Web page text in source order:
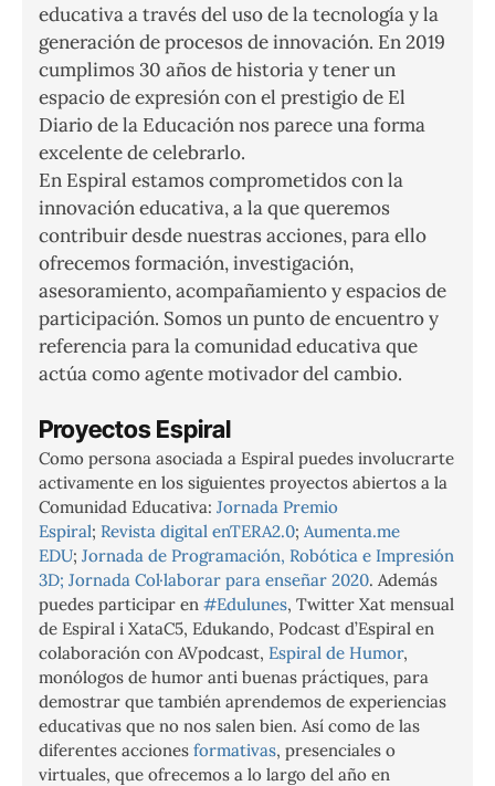
educativa a través del uso de la tecnología y la
generación de procesos de innovación. En 2019
cumplimos 30 años de historia y tener un
espacio de expresión con el prestigio de El
Diario de la Educación nos parece una forma
excelente de celebrarlo.
En Espiral estamos comprometidos con la
innovación educativa, a la que queremos
contribuir desde nuestras acciones, para ello
ofrecemos formación, investigación,
asesoramiento, acompañamiento y espacios de
participación. Somos un punto de encuentro y
referencia para la comunidad educativa que
actúa como agente motivador del cambio.
Proyectos Espiral
Como persona asociada a Espiral puedes involucrarte
activamente en los siguientes proyectos abiertos a la
Comunidad Educativa: Jornada Premio
Espiral; Revista digital enTERA2.0; Aumenta.me
EDU; Jornada de Programación, Robótica e Impresión
3D; Jornada Col·laborar para enseñar 2020. Además
puedes participar en #Edulunes, Twitter Xat mensual
de Espiral i XataC5, Edukando, Podcast d’Espiral en
colaboración con AVpodcast, Espiral de Humor,
monólogos de humor anti buenas práctiques, para
demostrar que también aprendemos de experiencias
educativas que no nos salen bien. Así como de las
diferentes acciones formativas, presenciales o
virtuales, que ofrecemos a lo largo del año en